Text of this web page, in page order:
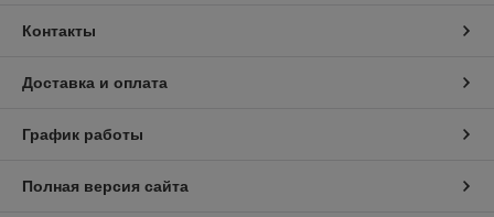
Контакты
Доставка и оплата
График работы
Полная версия сайта